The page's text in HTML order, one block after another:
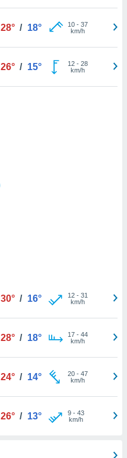
28° / 18° 10- 37
km/h
26° / 15° 12- 28
km/h
30° / 16° 12- 31
km/h
28° / 18° 17- 44
km/h
24° / 14° 20- 47
km/h
26° / 13° 9- 43
km/h